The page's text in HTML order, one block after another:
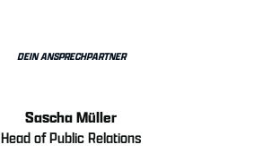
DEIN ANSPRECHPARTNER
Sascha Müller
Head of Public Relations